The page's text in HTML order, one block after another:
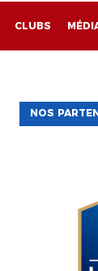
CLUBS
NOS